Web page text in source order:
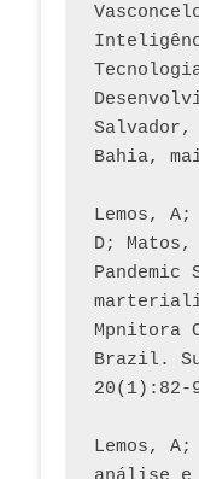
Salvador,
Bahia,
Lemos,
D;
Mpnitora
Brazil.
20(1):82-
Lemos,